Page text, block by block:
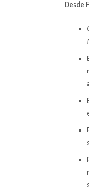
Desde